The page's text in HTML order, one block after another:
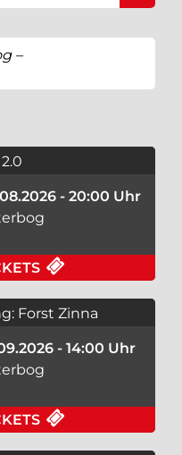
–
AM 16.08.2026 IN
- 20:00 Uhr
06.09.2026 IN
Forst Zinna
- 14:00 Uhr